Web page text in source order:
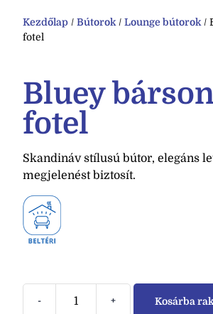
Kezdőlap / Bútorok / Lounge bútorok /
fotel
Bluey
fotel
Skandináv stílusú bútor, elegáns
megjelenést biztosít.
- + Kosárba